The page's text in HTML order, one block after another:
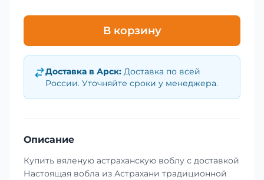
В корзину
Доставка в Арск: Доставка по всей
России. Уточняйте сроки у менеджера.
Описание
Купить вяленую астраханскую воблу с доставкой
Настоящая вобла из Астрахани традиционной